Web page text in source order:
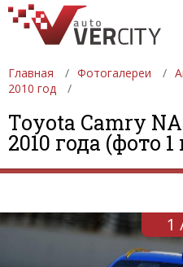
Главная Фотогалереи
2010 год
Toyota Camry
2010 года (фото 1
ФОТОГАЛЕРЕИ
АВТОСАЛОНЫ
1